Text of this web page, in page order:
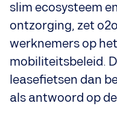
slim ecosysteem
ontzorging, zet
werknemers op
mobiliteitsbeleid.
leasefietsen dan
als antwoord op